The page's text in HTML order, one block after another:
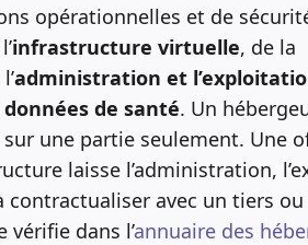
opérationnelles et de
infrastructure virtuelle, de la
administration et
de santé. Un
une partie seulement. Une
laisse l’administration,
avec un tiers
dans l’annuaire des